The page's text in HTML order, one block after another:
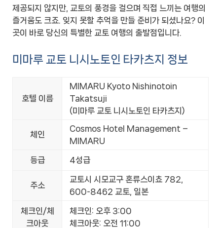
제공되지 않지만, 교토의 풍경을 걸으며 직접 느끼는 여행의
즐거움도 크죠. 잊지 못할 추억을 만들 준비가 되셨나요? 이
곳이 바로 당신의 특별한 교토 여행의 출발점입니다.
미마루 교토 니시노토인 타카츠지 정보
호텔 이름
MIMARU Kyoto Nishinotoin
Takatsuji
(미마루 교토 니시노토인 타카츠지)
체인
Cosmos Hotel Management –
MIMARU
등급 4성급
주소
교토시 시모교구 혼류스이쵸 782,
600-8462 교토, 일본
체크인/체
크아웃
체크인: 오후 3:00
체크아웃: 오전 11:00